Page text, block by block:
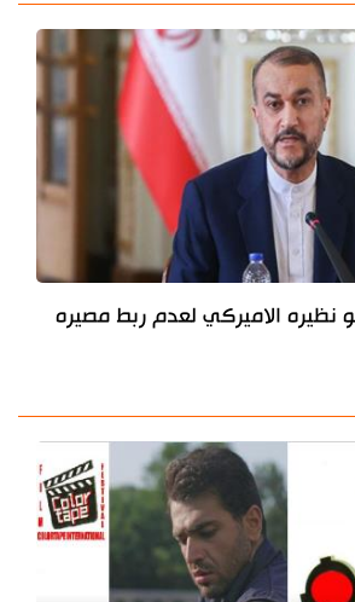
نظيره الاميركي لعدم ربط مصيره